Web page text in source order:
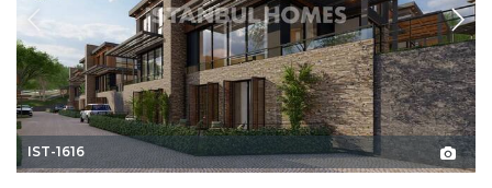
IST-1616